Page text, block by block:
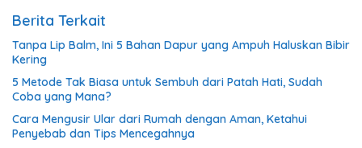
Berita Terkait
Tanpa Lip Balm, Ini 5 Bahan Dapur yang Ampuh Haluskan Bibir
Kering
5 Metode Tak Biasa untuk Sembuh dari Patah Hati, Sudah
Coba yang Mana?
Cara Mengusir Ular dari Rumah dengan Aman, Ketahui
Penyebab dan Tips Mencegahnya